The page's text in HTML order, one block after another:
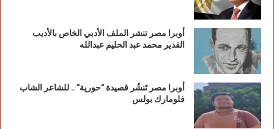
أوبرا مصر تنشر الملف الأدبي الخاص بالأديب
القدير محمد عبد الحليم عبدالله
أوبرا مصر تَنشُر قصيدة “حورية” .. للشاعر الشاب
فلومارك بولس